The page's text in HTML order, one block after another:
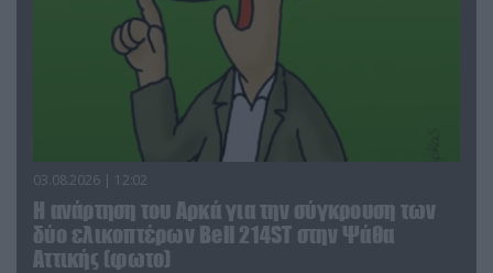
03.08.2026 | 12:02
Η ανάρτηση του Αρκά για την σύγκρουση των
δύο ελικοπτέρων Bell 214ST στην Ψάθα
Αττικής (φωτο)